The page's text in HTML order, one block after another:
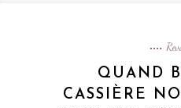
QUAND
CASSIÈRE